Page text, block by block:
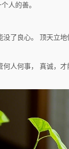
人的善。
了良心。 顶天立
人何事， 真诚，才